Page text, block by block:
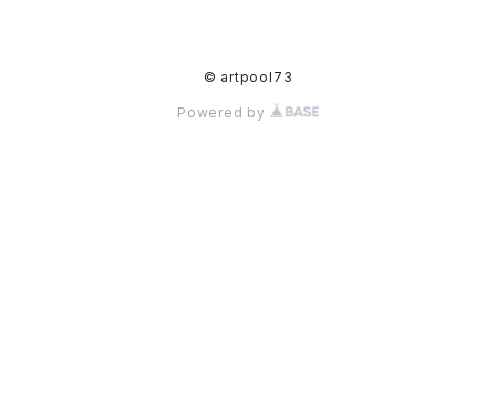
© artpool73
Powered by